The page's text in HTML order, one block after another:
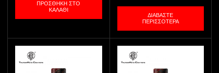
ΠΡΟΣΘΉΚΗ ΣΤΟ
ΚΑΛΆΘΙ
ΔΙΑΒΆΣΤΕ
ΠΕΡΙΣΣΌΤΕΡΑ